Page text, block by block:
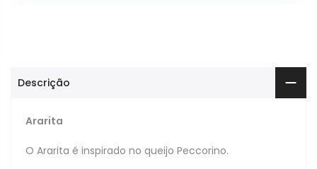
Descrição
Ararita
O Ararita é inspirado no queijo Peccorino.